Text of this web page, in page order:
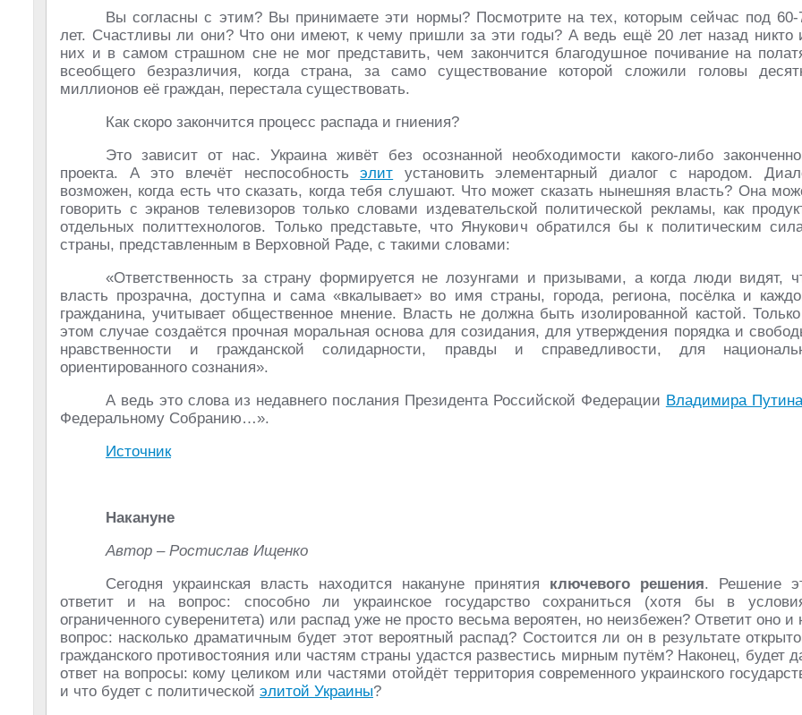
Вы согласны с этим? Вы принимаете эти нормы? Посмотрите на тех, которым сейчас под 60-
лет. Счастливы ли они? Что они имеют, к чему пришли за эти годы? А ведь ещё 20 лет назад никто
них и в самом страшном сне не мог представить, чем закончится благодушное почивание на
всеобщего безразличия, когда страна, за само существование которой сложили головы
миллионов её граждан, перестала существовать.
Как скоро закончится процесс распада и гниения?
Это зависит от нас. Украина живёт без осознанной необходимости какого-либо
проекта. А это влечёт неспособностьэлит установить элементарный диалог с народом.
возможен, когда есть что сказать, когда тебя слушают. Что может сказать нынешняя власть? Она
говорить с экранов телевизоров только словами издевательской политической рекламы, как
отдельных политтехнологов. Только представьте, что Янукович обратился бы к политическим
страны, представленным в Верховной Раде, с такими словами:
«Ответственность за страну формируется не лозунгами и призывами, а когда люди видят,
власть прозрачна, доступна и сама «вкалывает» во имя страны, города, региона, посёлка и
гражданина, учитывает общественное мнение. Власть не должна быть изолированной кастой.
этом случае создаётся прочная моральная основа для созидания, для утверждения порядка и
нравственности и гражданской солидарности, правды и справедливости, для
ориентированного сознания».
А ведь это слова из недавнего послания Президента Российской Федерации Владимира Путина
Федеральному Собранию…».
Источник
Накануне
Автор – Ростислав Ищенко
Сегодня украинская власть находится накануне принятия ключевого решения. Решение
ответит и на вопрос: способно ли украинское государство сохраниться (хотя бы в
ограниченного суверенитета) или распад уже не просто весьма вероятен, но неизбежен? Ответит оно и
вопрос: насколько драматичным будет этот вероятный распад? Состоится ли он в результате
гражданского противостояния или частям страны удастся развестись мирным путём? Наконец, будет
ответ на вопросы: кому целиком или частями отойдёт территория современного украинского
и что будет с политической элитой Украины?